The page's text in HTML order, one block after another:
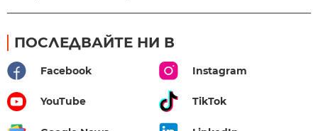
ПОСЛЕДВАЙТЕ НИ В
Facebook Instagram
YouTube TikTok